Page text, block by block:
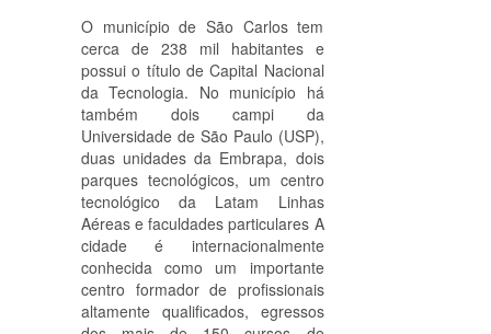
O município de São Carlos tem
cerca de 238 mil habitantes e
possui o título de Capital Nacional
da Tecnologia. No município há
também dois campi da
Universidade de São Paulo (USP),
duas unidades da Embrapa, dois
parques tecnológicos, um centro
tecnológico da Latam Linhas
Aéreas e faculdades particulares A
cidade é internacionalmente
conhecida como um importante
centro formador de profissionais
altamente qualificados, egressos